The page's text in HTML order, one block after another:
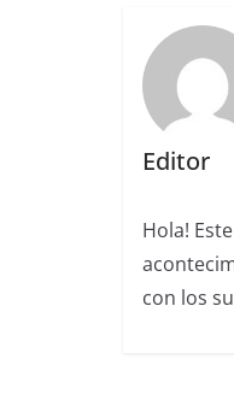
Editor
Hola!
con los